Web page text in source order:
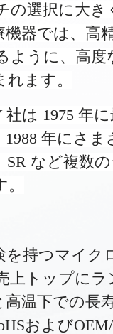
選択に大き
器では、高
ように、高
ます。
は 1975 年
年にさ
SR など複数
持つマイク
上トップに
温下での長
および